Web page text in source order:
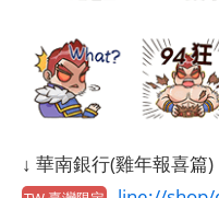
↓ 華南銀行(雞年報喜篇)